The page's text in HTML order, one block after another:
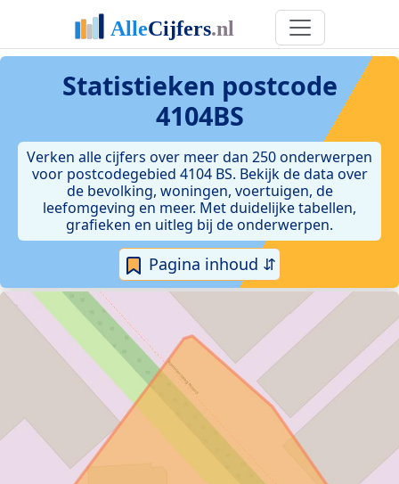
Statistieken postcode
4104BS
Verken alle cijfers over meer dan 250 onderwerpen
voor postcodegebied 4104 BS. Bekijk de data over
de bevolking, woningen, voertuigen, de
leefomgeving en meer. Met duidelijke tabellen,
grafieken en uitleg bij de onderwerpen.
Pagina inhoud ⇵